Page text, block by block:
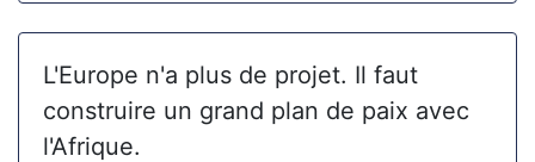
L'Europe n'a plus de projet. Il faut
construire un grand plan de paix avec
l'Afrique.